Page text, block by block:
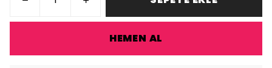
HEMEN AL